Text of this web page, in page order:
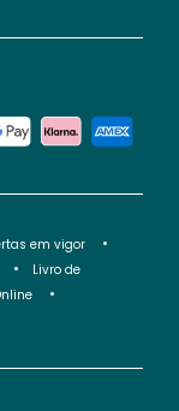
em vigor
Livro de